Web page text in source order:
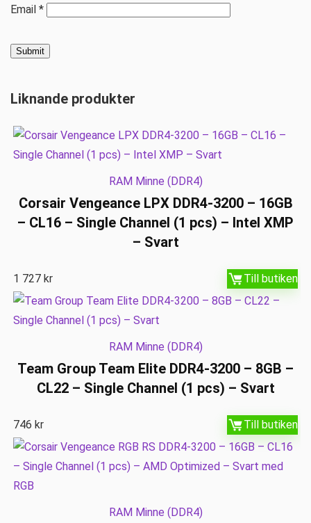
Email *
Liknande produkter
RAM Minne (DDR4)
Corsair Vengeance LPX DDR4-3200 – 16GB
– CL16 – Single Channel (1 pcs) – Intel XMP
– Svart
1 727kr Till butiken
RAM Minne (DDR4)
Team Group Team Elite DDR4-3200 – 8GB –
CL22 – Single Channel (1 pcs) – Svart
746 kr Till butiken
RAM Minne (DDR4)